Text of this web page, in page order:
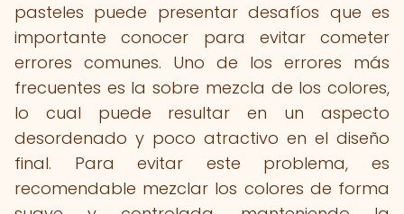
pasteles puede presentar desafíos que es
importante conocer para evitar cometer
errores comunes. Uno de los errores más
frecuentes es la sobre mezcla de los colores,
lo cual puede resultar en un aspecto
desordenado y poco atractivo en el diseño
final. Para evitar este problema, es
recomendable mezclar los colores de forma